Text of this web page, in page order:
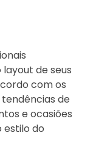
de seus
com os
de
e ocasiões
estilo do